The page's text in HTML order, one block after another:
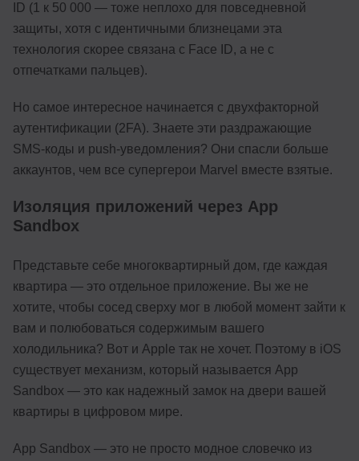
ID (1 к 50 000 — тоже неплохо для повседневной
защиты, хотя с идентичными близнецами эта
технология скорее связана с Face ID, а не с
отпечатками пальцев).
Но самое интересное начинается с двухфакторной
аутентификации (2FA). Знаете эти раздражающие
SMS-коды и push-уведомления? Они спасли больше
аккаунтов, чем все супергерои Marvel вместе взятые.
Изоляция приложений через App
Sandbox
Представьте себе многоквартирный дом, где каждая
квартира — это отдельное приложение. Вы же не
хотите, чтобы сосед сверху мог в любой момент зайти к
вам и полюбоваться содержимым вашего
холодильника? Вот и Apple так не хочет. Поэтому в iOS
существует механизм, который называется App
Sandbox — это как надежный замок на двери вашей
квартиры в цифровом мире.
App Sandbox — это не просто модное словечко из